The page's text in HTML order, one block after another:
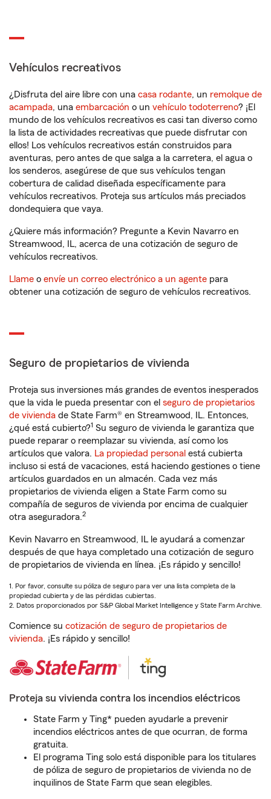
Vehículos recreativos
¿Disfruta del aire libre con una casa rodante, un remolque de
acampada, una embarcación o un vehículo todoterreno? ¡El
mundo de los vehículos recreativos es casi tan diverso como
la lista de actividades recreativas que puede disfrutar con
ellos! Los vehículos recreativos están construidos para
aventuras, pero antes de que salga a la carretera, el agua o
los senderos, asegúrese de que sus vehículos tengan
cobertura de calidad diseñada específicamente para
vehículos recreativos. Proteja sus artículos más preciados
dondequiera que vaya.
¿Quiere más información? Pregunte a Kevin Navarro en
Streamwood, IL, acerca de una cotización de seguro de
vehículos recreativos.
Llame o envíe un correo electrónico a un agente para
obtener una cotización de seguro de vehículos recreativos.
Seguro de propietarios de vivienda
Proteja sus inversiones más grandes de eventos inesperados
que la vida le pueda presentar con el seguro de propietarios
de vivienda de State Farm® en Streamwood, IL. Entonces,
¿qué está cubierto?1 Su seguro de vivienda le garantiza que
puede reparar o reemplazar su vivienda, así como los
artículos que valora. La propiedad personal está cubierta
incluso si está de vacaciones, está haciendo gestiones o tiene
artículos guardados en un almacén. Cada vez más
propietarios de vivienda eligen a State Farm como su
compañía de seguros de vivienda por encima de cualquier
otra aseguradora.2
Kevin Navarro en Streamwood, IL le ayudará a comenzar
después de que haya completado una cotización de seguro
de propietarios de vivienda en línea. ¡Es rápido y sencillo!
1. Por favor, consulte su póliza de seguro para ver una lista completa de la
propiedad cubierta y de las pérdidas cubiertas.
2. Datos proporcionados por S&P Global Market Intelligence y State Farm Archive.
Comience su cotización de seguro de propietarios de
vivienda. ¡Es rápido y sencillo!
Proteja su vivienda contra los incendios eléctricos
State Farm y Ting* pueden ayudarle a prevenir
incendios eléctricos antes de que ocurran, de forma
gratuita.
El programa Ting solo está disponible para los titulares
de póliza de seguro de propietarios de vivienda no de
inquilinos de State Farm que sean elegibles.